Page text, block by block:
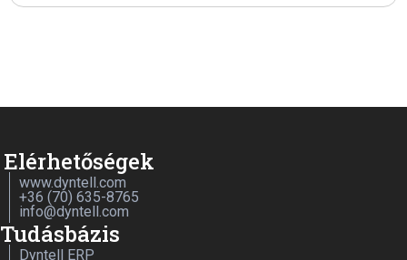
Elérhetőségek
www.dyntell.com
+36 (70) 635-8765
info@dyntell.com
Tudásbázis
Dyntell ERP